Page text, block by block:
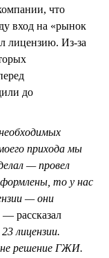
что
вход на «рынок
лицензию. Из-за
до
прихода мы
— провел
то у нас
— они
— рассказал
лицензии.
не решение ГЖИ.